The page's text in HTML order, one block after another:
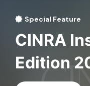
Special Feature
CINRA
Edition